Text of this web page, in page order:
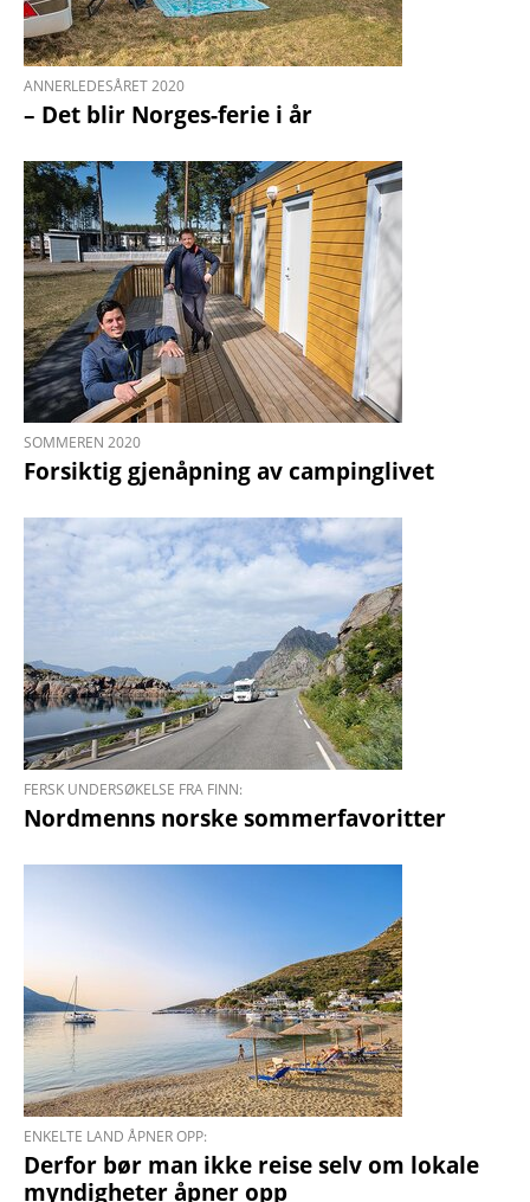
ANNERLEDESÅRET 2020
– Det blir Norges-ferie i år
SOMMEREN 2020
Forsiktig gjenåpning av campinglivet
FERSK UNDERSØKELSE FRA FINN:
Nord­menns norske sommer­favoritter
ENKELTE LAND ÅPNER OPP:
Derfor bør man ikke reise selv om lokale
myndigheter åpner opp